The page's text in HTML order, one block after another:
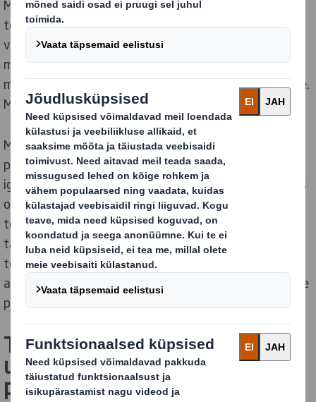
Meil on kiiremini kui eales varem vaja loobuda „võta,
tee, raiska“ stiilis majandusest. Seepärast peavad
valitsused, ettevõtted, ühiskond ja üksikisikud kogu
maailmas ühendama jõud, et arendada uuenduslikku
mõttelaadi, mis kiirendab üleminekut ringmajandusele.
Meie näitame teed.
Meie disainerid ja novaatorid otsivad alates meie
pakenditest kuni meie protsessideni järeleandmatult
igat laadi uusi võimalusi ringlahenduste loomiseks, mis
on mõeldud jäätmete ja reostuse kõrvaldamiseks,
toodete ja materjalide ringluseks ning looduse
taastamiseks. Neid inspireerib meie eesmärk ning neid
toetavad nii meie juhtkond kui ka sidusrühmad. Meie
ambitsioon on meelitada meiega liituma maailma kõige
põnevamad inimesed.
Töötame välja
uuendusmeelseid lahendusi
praeguseks ja tulevikuks